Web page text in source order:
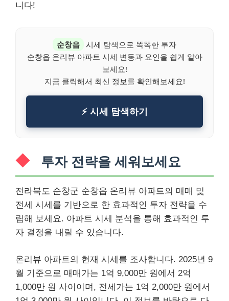
니다!
순창읍 시세 탐색으로 똑똑한 투자
순창읍 온리뷰 아파트 시세 변동과 요인을 쉽게 알아
보세요!
지금 클릭해서 최신 정보를 확인해보세요!
⚡ 시세 탐색하기
투자 전략을 세워보세요
전라북도 순창군 순창읍 온리뷰 아파트의 매매 및
전세 시세를 기반으로 한 효과적인 투자 전략을 수
립해 보세요. 아파트 시세 분석을 통해 효과적인 투
자 결정을 내릴 수 있습니다.
온리뷰 아파트의 현재 시세를 조사합니다. 2025년 9
월 기준으로 매매가는 1억 9,000만 원에서 2억
1,000만 원 사이이며, 전세가는 1억 2,000만 원에서